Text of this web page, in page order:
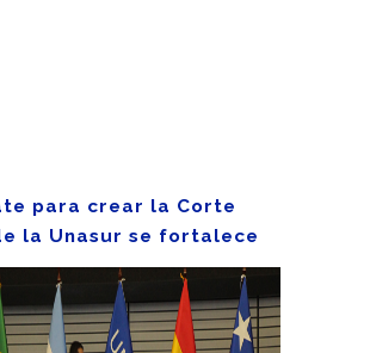
para crear la Corte
la Unasur se fortalece